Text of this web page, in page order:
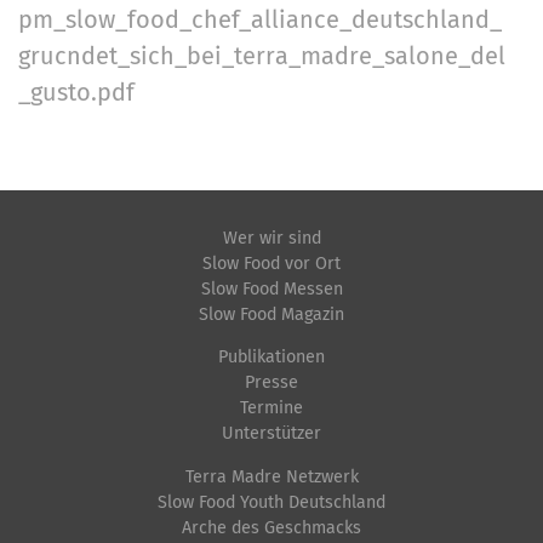
pm_slow_food_chef_alliance_deutschland_
grucndet_sich_bei_terra_madre_salone_del
_gusto.pdf
Wer wir sind
Slow Food vor Ort
Slow Food Messen
Slow Food Magazin
Publikationen
Presse
Termine
Unterstützer
Terra Madre Netzwerk
Slow Food Youth Deutschland
Arche des Geschmacks